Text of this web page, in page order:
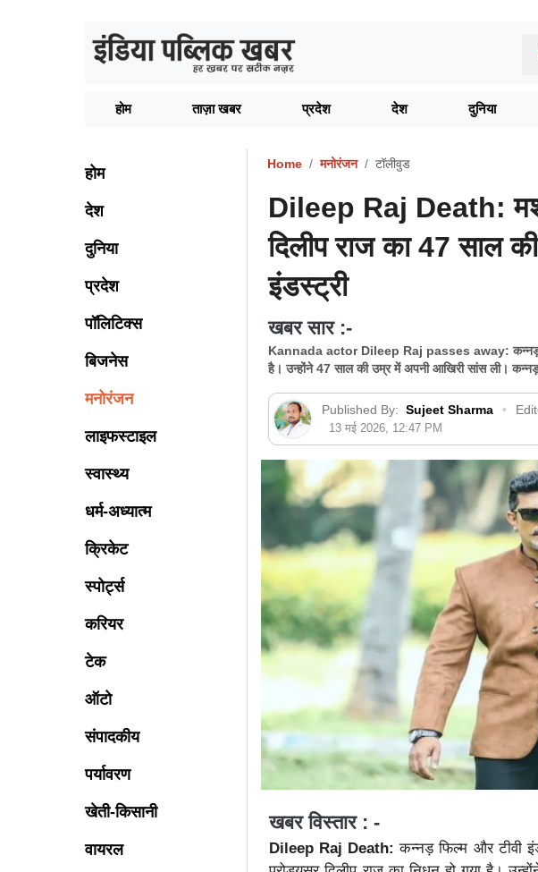
होम ताज़ा खबर प्रदेश देश दुनिया
होम
देश
दुनिया
प्रदेश
पॉलिटिक्स
बिजनेस
मनोरंजन
लाइफस्टाइल
स्वास्थ्य
धर्म-अध्यात्म
क्रिकेट
स्पोर्ट्स
करियर
टेक
ऑटो
संपादकीय
पर्यावरण
खेती-किसानी
वायरल
Home मनोरंजन टॉलीवुड
Dileep Raj Death:
दिलीप राज का 47 साल
इंडस्ट्री
खबर सार :-
Kannada actor Dileep Raj passes away: कन्नड़
है। उन्होंने 47 साल की उम्र में अपनी आखिरी सांस ली।
Published By: Sujeet Sharma •
13 मई 2026, 12:47 PM
खबर विस्तार : -
Dileep Raj Death:कन्नड़ फिल्म और टीवी